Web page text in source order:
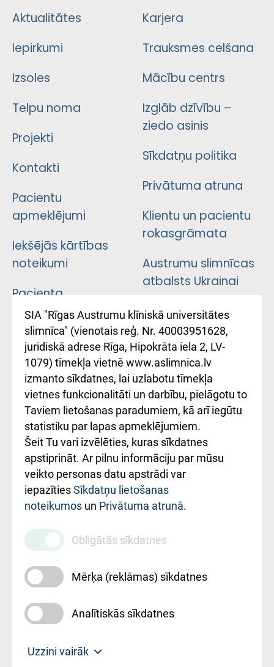
Aktualitātes
Iepirkumi
Izsoles
Telpu noma
Projekti
Kontakti
Pacientu
apmeklējumi
Iekšējās kārtības
noteikumi
Pacienta
atsauksmju/sūdzību
iesniegšanas
kārtība
Kā pie mums nokļūt
Rēķinu apmaksas
ceļvedis
Rekvizīti un
ārstniecības
iestādes kods
010000234
Maksas
pakalpojumu
cenrādis
Karjera
Trauksmes celšana
Mācību centrs
Izglāb dzīvību –
ziedo asinis
Sīkdatņu politika
Privātuma atruna
Klientu un pacientu
rokasgrāmata
Austrumu slimnīcas
atbalsts Ukrainai
Підтримка Східної
лікарні та співпраця з
Україною
SIA "Rīgas Austrumu klīniskā universitātes
slimnīca" (vienotais reģ. Nr. 40003951628,
juridiskā adrese Rīga, Hipokrāta iela 2, LV-
1079) tīmekļa vietnē www.aslimnica.lv
izmanto sīkdatnes, lai uzlabotu tīmekļa
vietnes funkcionalitāti un darbību, pielāgotu to
Taviem lietošanas paradumiem, kā arī iegūtu
statistiku par lapas apmeklējumiem.
Šeit Tu vari izvēlēties, kuras sīkdatnes
apstiprināt. Ar pilnu informāciju par mūsu
veikto personas datu apstrādi var
iepazītiesSīkdatņu lietošanas
noteikumos un Privātuma atrunā.
Obligātās sīkdatnes
Mērķa (reklāmas) sīkdatnes
Analītiskās sīkdatnes
Uzzini vairāk